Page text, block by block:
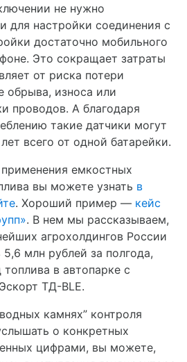
не нужно
для настройки соединения с
достаточно мобильного
Это сокращает затраты
от риска потери
обрыва, износа или
проводов. А благодаря
такие датчики могут
всего от одной батарейки.
емкостных
вы можете узнать в
. Хороший пример — кейс
. В нем мы рассказываем,
агрохолдингов России
млн рублей за полгода,
в автопарке с
ТД-BLE.
камнях” контроля
о конкретных
цифрами, вы можете,